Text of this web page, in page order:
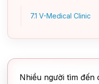
7.1 V-Medical Clinic
Nhiều người tìm đến